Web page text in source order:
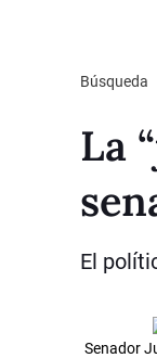
Búsqueda
La
El
Senador